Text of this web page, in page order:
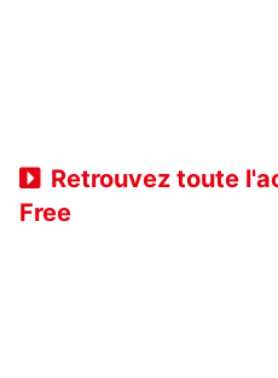
Retrouvez toute
Free